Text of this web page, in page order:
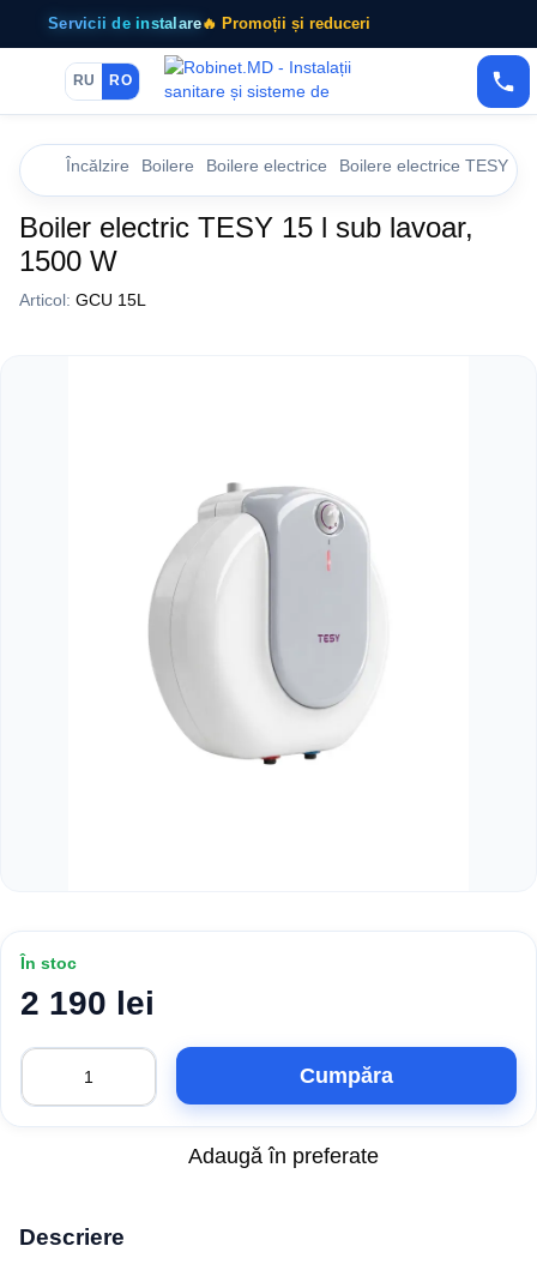
Servicii de instalare🔥 Promoții și reduceri
RU RO
Încălzire Boilere Boilere electrice Boilere electrice TESY
Boiler electric TESY 15 l sub lavoar,
1500 W
Articol: GCU 15L
În stoc
2 190 lei
Cumpăra
Adaugă în preferate
Descriere